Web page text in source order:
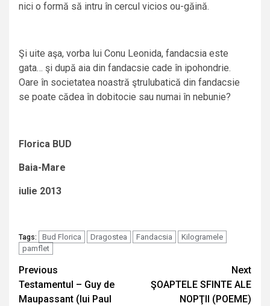
nici o formă să intru în cercul vicios ou-găină.
Şi uite aşa, vorba lui Conu Leonida, fandacsia este
gata… şi după aia din fandacsie cade în ipohondrie.
Oare în societatea noastră ştrulubatică din fandacsie
se poate cădea în dobitocie sau numai în nebunie?
Florica BUD
Baia-Mare
iulie 2013
Tags: Bud Florica Dragostea Fandacsia
Kilogramele
pamflet
Continue
Reading
Previous
Testamentul – Guy de
Maupassant (lui Paul
Next
ŞOAPTELE SFINTE ALE
NOPŢII (POEME)